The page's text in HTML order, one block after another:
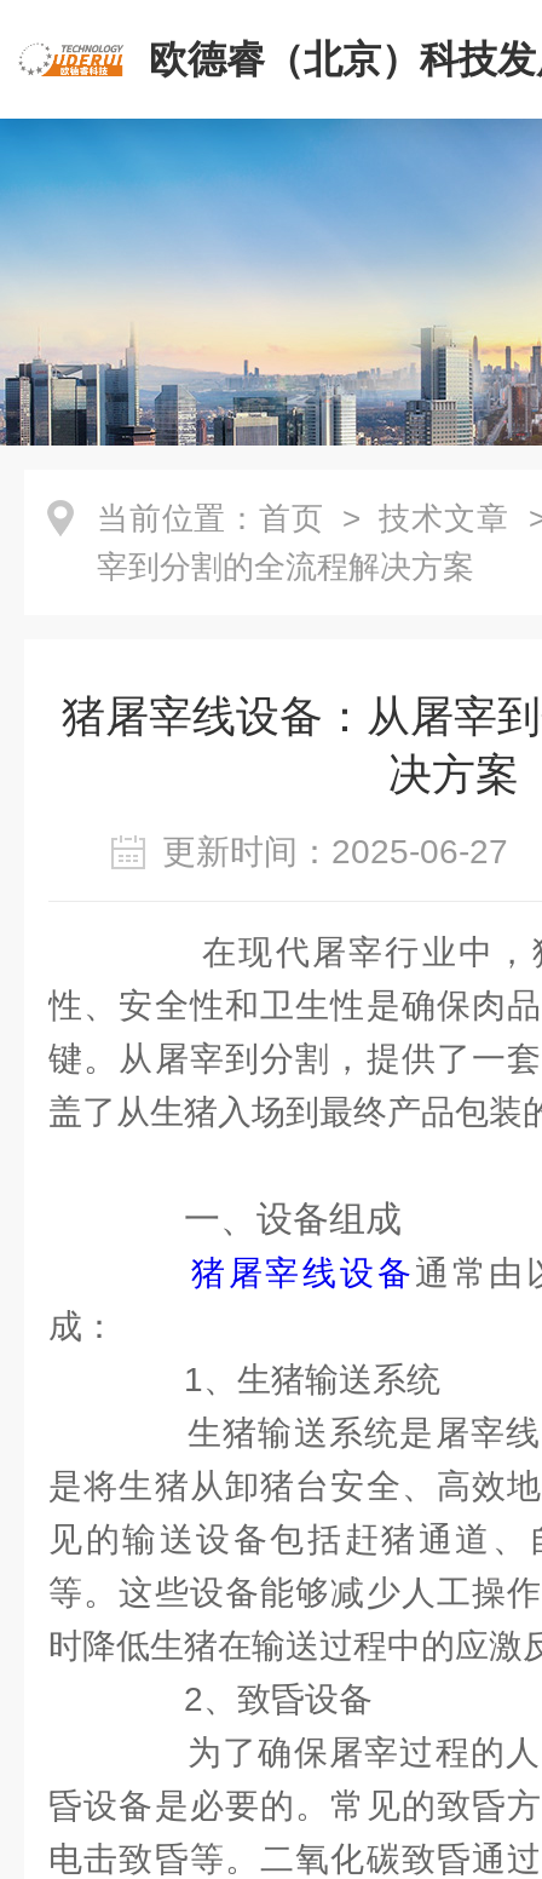
欧德睿（北京）科技
公司
当前位置： 首页 > 技术文章
宰到分割的全流程解决方案
猪屠宰线设备：从屠宰
决方案
更新时间：2025-06-
在现代屠宰行业中，
性、安全性和卫生性是确保肉
键。从屠宰到分割，提供了一
盖了从生猪入场到最终产品包装
一、设备组成
猪屠宰线设备通常由
成：
1、生猪输送系统
生猪输送系统是屠宰线
是将生猪从卸猪台安全、高效
见的输送设备包括赶猪通道
等。这些设备能够减少人工操
时降低生猪在输送过程中的应激
2、致昏设备
为了确保屠宰过程的人
昏设备是必要的。常见的致昏
电击致昏等。二氧化碳致昏通